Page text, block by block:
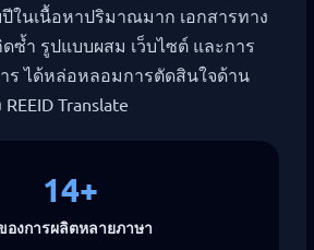
ในเนื้อหาปริมาณมาก เอกสารทาง
ซ้ำ รูปแบบผสม เว็บไซต์ และการ
ร ได้หล่อหลอมการตัดสินใจด้าน
Translate
14+
องการผลิตหลายภาษา